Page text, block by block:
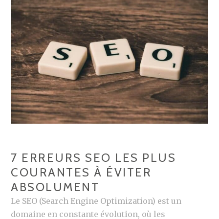
SEO
?
7 ERREURS SEO LES PLUS
COURANTES À ÉVITER
ABSOLUMENT
Le SEO (Search Engine Optimization) est un
domaine en constante évolution, où les